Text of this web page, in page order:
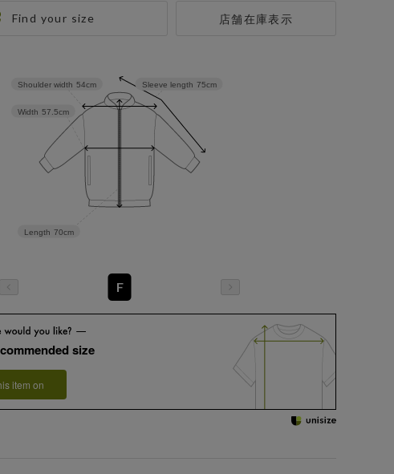
店舗在庫表示
Find your size
Sleeve length 75cm
Length 70cm
Width 57.5cm
Shoulder width 54cm
F
size
item on